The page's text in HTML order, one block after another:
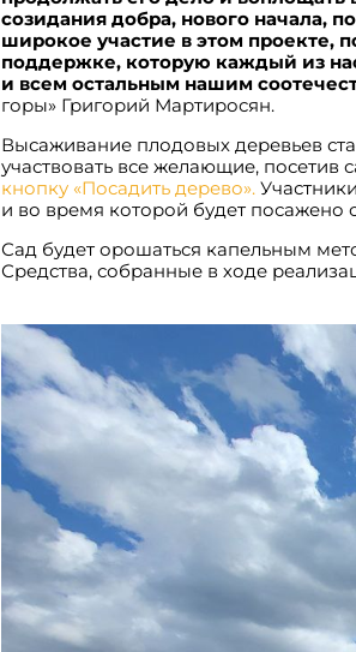
созидания добра, нового начала,
широкое участие в этом проекте,
поддержке, которую каждый из
и всем остальным нашим
горы» Григорий Мартиросян.
Высаживание плодовых деревьев
участвовать все желающие, посетив
кнопку «Посадить дерево».
и во время которой будет
Сад будет орошаться капельным
Средства, собранные в ходе